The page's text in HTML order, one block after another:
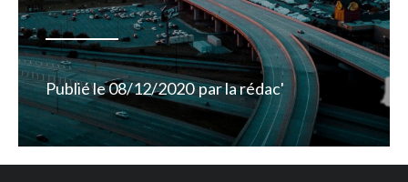
Publié le08/12/2020 parla rédac'